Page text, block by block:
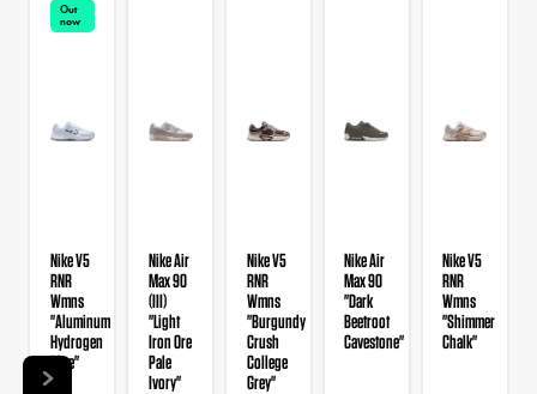
Out
now
Nike V5
RNR
Wmns
"Aluminum
Hydrogen
Blue"
Nike Air
Max 90
(III)
"Light
Iron Ore
Pale
Ivory"
Nike V5
RNR
Wmns
"Burgundy
Crush
College
Grey"
Nike Air
Max 90
"Dark
Beetroot
Cavestone"
Nike V5
RNR
Wmns
"Shimmer
Chalk"